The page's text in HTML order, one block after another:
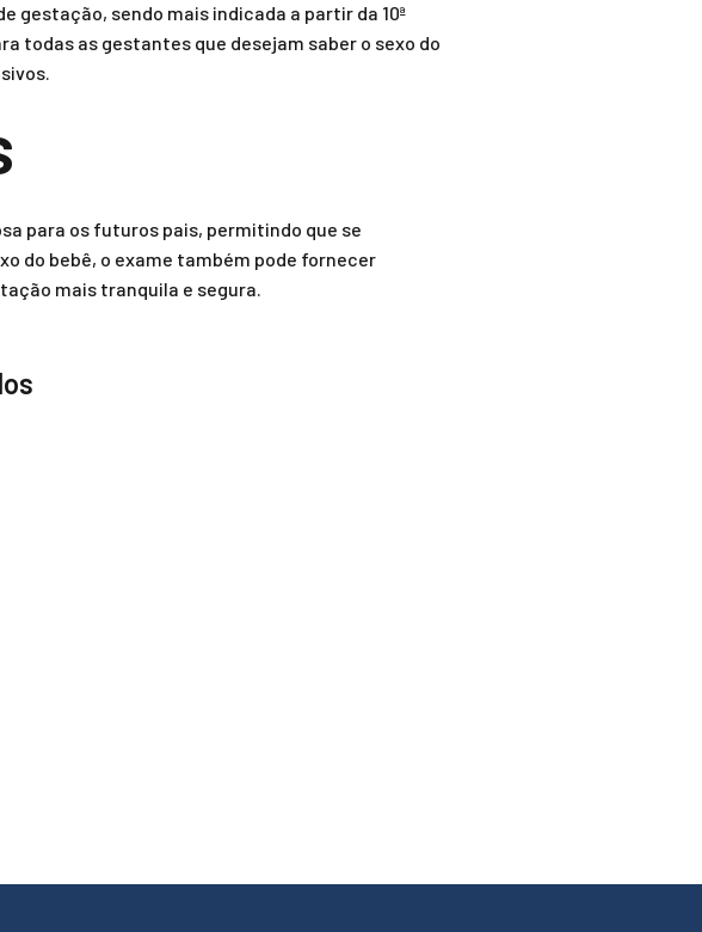
gestação, sendo mais indicada a partir da 10ª
todas as gestantes que desejam saber o sexo do
para os futuros pais, permitindo que se
do bebê, o exame também pode fornecer
mais tranquila e segura.